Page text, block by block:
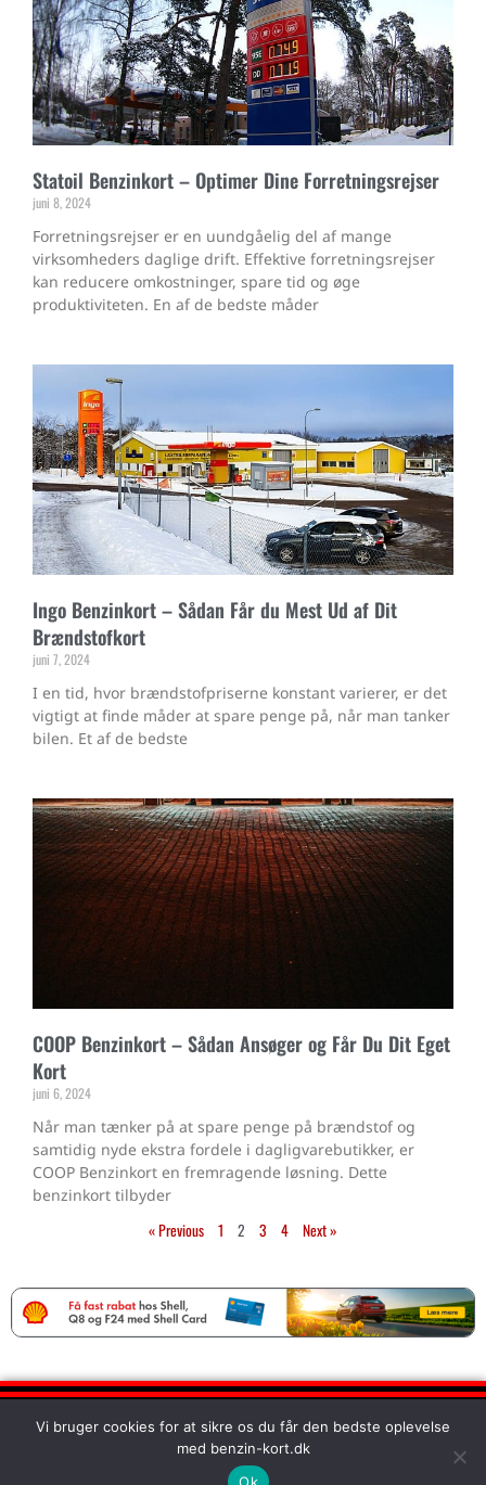
Statoil Benzinkort – Optimer Dine Forretningsrejser
juni 8, 2024
Forretningsrejser er en uundgåelig del af mange
virksomheders daglige drift. Effektive forretningsrejser
kan reducere omkostninger, spare tid og øge
produktiviteten. En af de bedste måder
Ingo Benzinkort – Sådan Får du Mest Ud af Dit
Brændstofkort
juni 7, 2024
I en tid, hvor brændstofpriserne konstant varierer, er det
vigtigt at finde måder at spare penge på, når man tanker
bilen. Et af de bedste
COOP Benzinkort – Sådan Ansøger og Får Du Dit Eget
Kort
juni 6, 2024
Når man tænker på at spare penge på brændstof og
samtidig nyde ekstra fordele i dagligvarebutikker, er
COOP Benzinkort en fremragende løsning. Dette
benzinkort tilbyder
« Previous 1 2 3 4 Next »
Vi bruger cookies for at sikre os du får den bedste oplevelse
med benzin-kort.dk
Ok